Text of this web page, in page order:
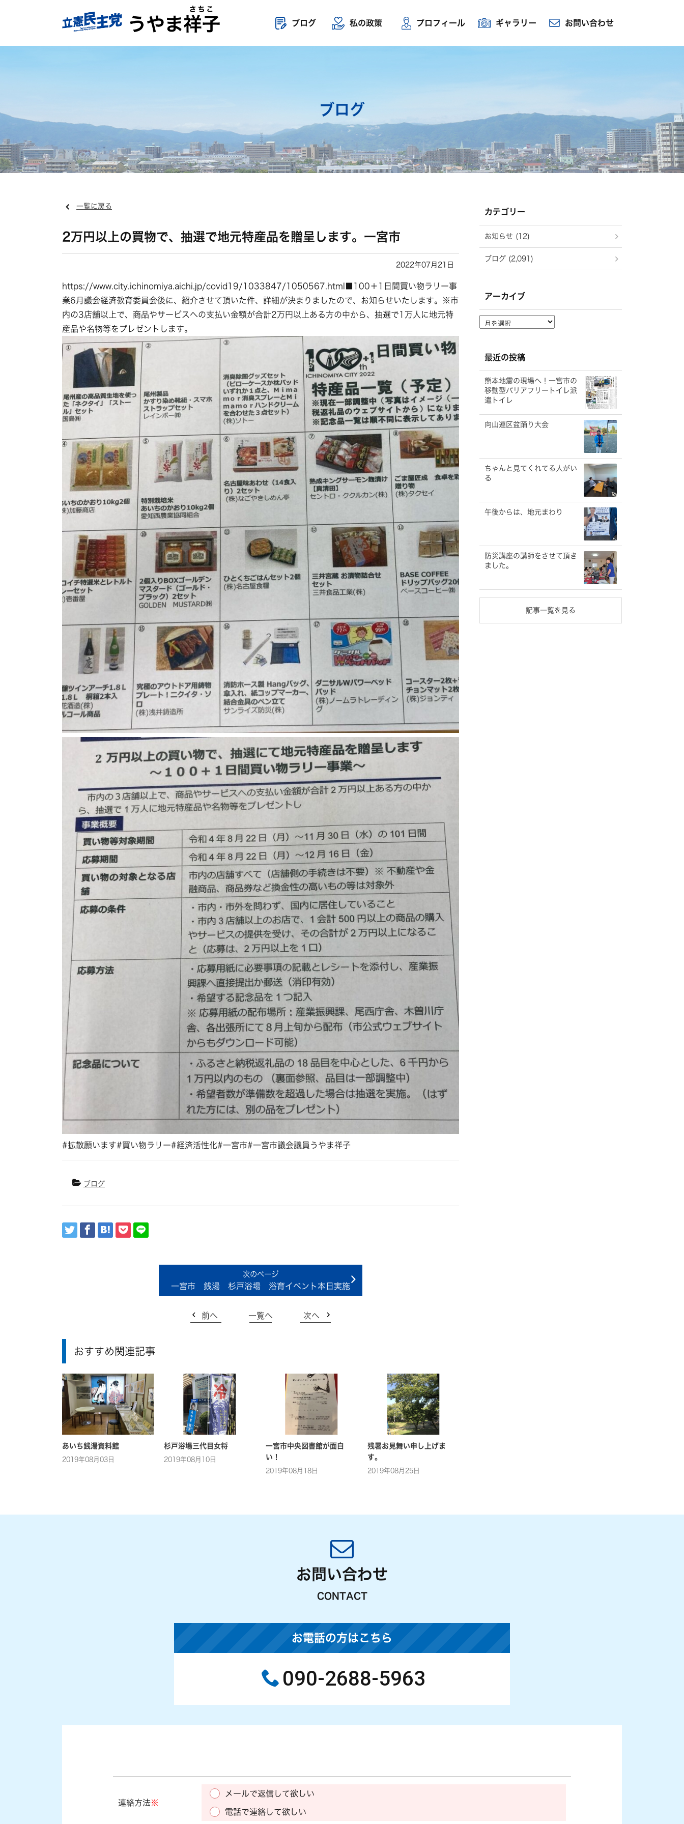
ブログ 私の政策 プロフィール ギャラリー お問い合わせ
ブログ
一覧に戻る
2万円以上の買物で、抽選で地元特産品を贈呈します。一宮市
2022年07月21日
https://www.city.ichinomiya.aichi.jp/covid19/1033847/1050567.html■100＋1日間買い物ラリー事
業6月議会経済教育委員会後に、紹介させて頂いた件、詳細が決まりましたので、お知らせいたします。※市
内の3店舗以上で、商品やサービスへの支払い金額が合計2万円以上ある方の中から、抽選で1万人に地元特
産品や名物等をプレゼントします。
#拡散願います#買い物ラリー#経済活性化#一宮市#一宮市議会議員うやま祥子
ブログ
一宮市 銭湯 杉戸浴場 浴育イベント本日実施
前へ 一覧へ 次へ
おすすめ関連記事
あいち銭湯資料館
2019年08月03日
杉戸浴場三代目女将
2019年08月10日
一宮市中央図書館が面白
い！
2019年08月18日
残暑お見舞い申し上げま
す。
2019年08月25日
カテゴリー
お知らせ (12)
ブログ (2,091)
アーカイブ
ア
ー
ブ
最近の投稿
熊本地震の現場へ！一宮市の
移動型バリアフリートイレ派
遣トイレ
向山連区盆踊り大会
ちゃんと見てくれてる人がい
る
午後からは、地元まわり
防災講座の講師をさせて頂き
ました。
記事一覧を見る
お問い合わせ
CONTACT
お電話の方はこちら
090-2688-5963
連絡方法※
メールで返信して欲しい
電話で連絡して欲しい